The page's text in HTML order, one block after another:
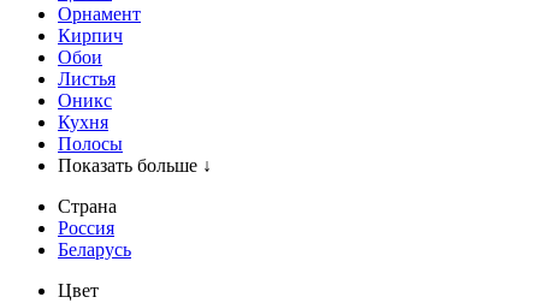
Орнамент
Кирпич
Обои
Листья
Оникс
Кухня
Полосы
Показать больше ↓
Страна
Россия
Беларусь
Цвет